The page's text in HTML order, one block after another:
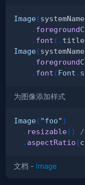
Image(systemName
.
. font ( . title
Image(systemName
.
. font (Font .
为图像添加样式
Image( "foo" )
. resizable( )
. aspectRatio (
文档 - Image